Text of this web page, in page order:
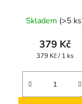
Skladem (>5
379 Kč
Měrná
379 Kč / 1 ks